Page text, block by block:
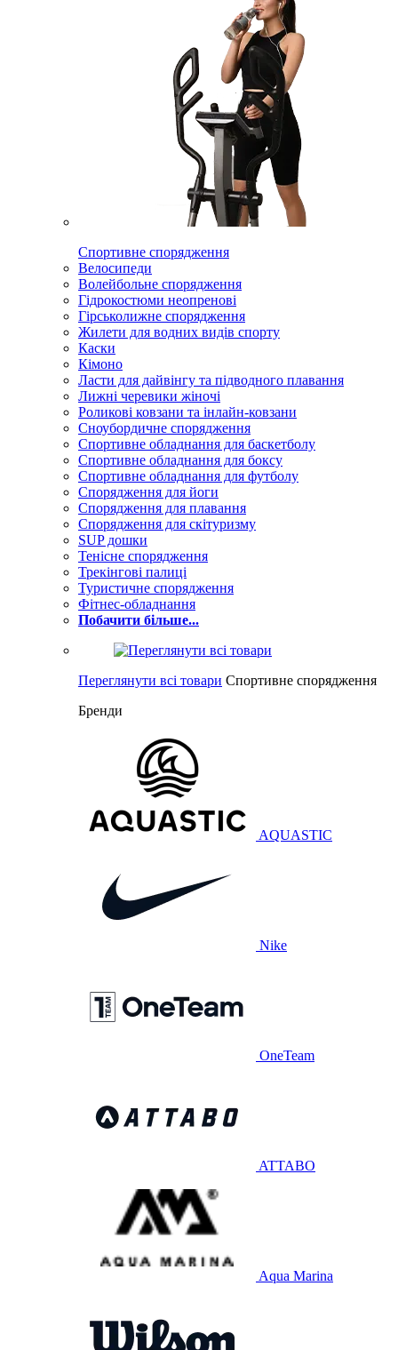
Спортивне спорядження
Велосипеди
Волейбольне спорядження
Гідрокостюми неопренові
Гірськолижне спорядження
Жилети для водних видів спорту
Каски
Кімоно
Ласти для дайвінгу та підводного плавання
Лижні черевики жіночі
Роликові ковзани та інлайн-ковзани
Сноубордичне спорядження
Спортивне обладнання для баскетболу
Спортивне обладнання для боксу
Спортивне обладнання для футболу
Спорядження для йоги
Спорядження для плавання
Спорядження для скітуризму
SUP дошки
Тенісне спорядження
Трекінгові палиці
Туристичне спорядження
Фітнес-обладнання
Побачити більше...
Переглянути всі товари Спортивне спорядження
Бренди
AQUASTIC
Nike
OneTeam
ATTABO
Aqua Marina